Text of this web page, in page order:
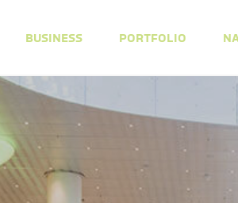
BUSINESS PORTFOLIO